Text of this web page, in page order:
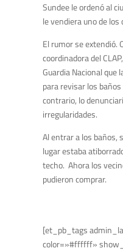
Sundee le ordenó al
le vendiera uno de los
El rumor se extendió.
coordinadora del
Guardia Nacional que
para revisar los
contrario, lo
irregularidades.
Al entrar a los baños,
lugar estaba
techo. Ahora los
pudieron comprar.
[et_pb_tags
color=»#ffffff»